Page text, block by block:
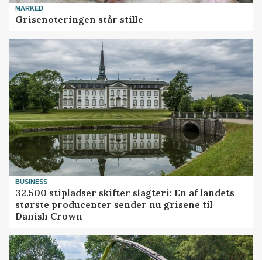
MARKED
Grisenoteringen står stille
BUSINESS
32.500 stipladser skifter slagteri: En af landets
største producenter sender nu grisene til
Danish Crown